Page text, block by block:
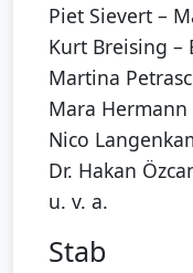
Piet Sievert –
Kurt Breising –
Martina
Mara Hermann
Nico
Dr. Hakan
u. v. a.
Stab